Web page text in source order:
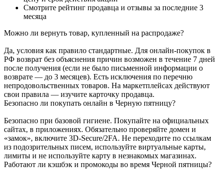
Смотрите рейтинг продавца и отзывы за последние 3
месяца
Можно ли вернуть товар, купленный на распродаже?
Да, условия как правило стандартные. Для онлайн‑покупок в
РФ возврат без объяснения причин возможен в течение 7 дней
после получения (если не было письменной информации о
возврате — до 3 месяцев). Есть исключения по перечню
непродовольственных товаров. На маркетплейсах действуют
свои правила — изучите карточку продавца.
Безопасно ли покупать онлайн в Черную пятницу?
Безопасно при базовой гигиене. Покупайте на официальных
сайтах, в приложениях. Обязательно проверяйте домен и
«замок», включите 3D‑Secure/2FA. Не переходите по ссылкам
из подозрительных писем, используйте виртуальные карты,
лимиты и не используйте карту в незнакомых магазинах.
Работают ли кэшбэк и промокоды во время Черной пятницы?